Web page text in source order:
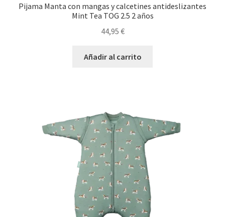
Pijama Manta con mangas y calcetines antideslizantes
Mint Tea TOG 2.5 2 años
44,95 €
Añadir al carrito